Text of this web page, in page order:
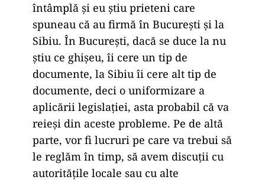
întâmplă şi eu ştiu prieteni care
spuneau că au firmă în Bucureşti şi la
Sibiu. În Bucureşti, dacă se duce la nu
ştiu ce ghişeu, îi cere un tip de
documente, la Sibiu îi cere alt tip de
documente, deci o uniformizare a
aplicării legislaţiei, asta probabil că va
reieşi din aceste probleme. Pe de altă
parte, vor fi lucruri pe care va trebui să
le reglăm în timp, să avem discuţii cu
autorităţile locale sau cu alte